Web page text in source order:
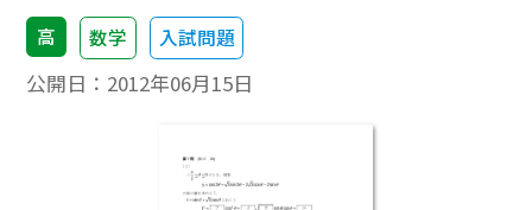
高 数学 入試問題
公開日： 2012年06月15日